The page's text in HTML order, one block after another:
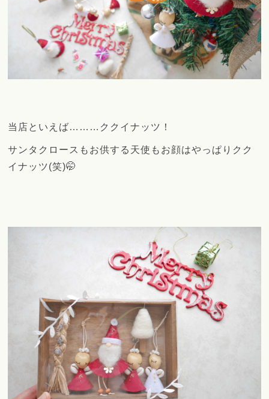
当店といえば………ククイナッツ！
サンタクロースもお供する天使もお顔はやっぱりクク
イナッツ(笑)🤭